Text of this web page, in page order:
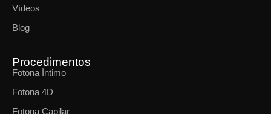
Vídeos
Blog
Procedimentos
Fotona Íntimo
Fotona 4D
Fotona Capilar